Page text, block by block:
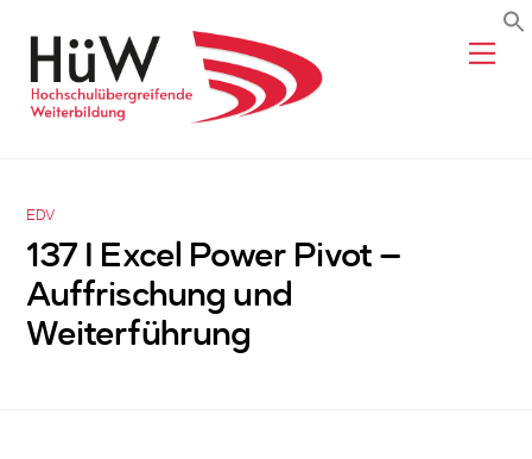
content
EDV
137 I Excel Power Pivot –
Auffrischung und
Weiterführung